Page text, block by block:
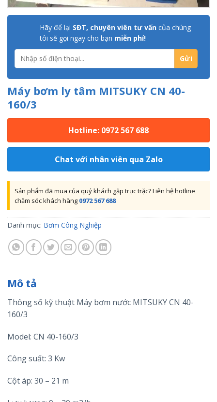
Hãy để lại SĐT, chuyên viên tư vấn của chúng
tôi sẽ gọi ngay cho bạn miễn phí!
Máy bơm ly tâm MITSUKY CN 40-
160/3
Hotline: 0972 567 688
Chat với nhân viên qua Zalo
Sản phẩm đã mua của quý khách gặp trục trặc? Liên hệ hotline
chăm sóc khách hàng 0972 567 688
Danh mục: Bơm Công Nghiệp
Mô tả
Thông số kỹ thuật Máy bơm nước MITSUKY CN 40-
160/3
Model: CN 40-160/3
Công suất: 3 Kw
Cột áp: 30 – 21 m